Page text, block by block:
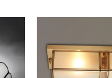
geschliffenem Glas